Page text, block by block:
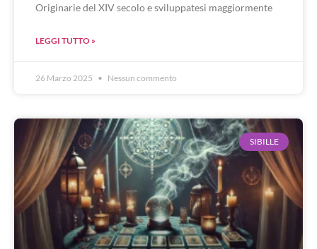
Originarie del XIV secolo e sviluppatesi maggiormente
LEGGI TUTTO »
26 Marzo 2025 Nessun commento
SIBILLE